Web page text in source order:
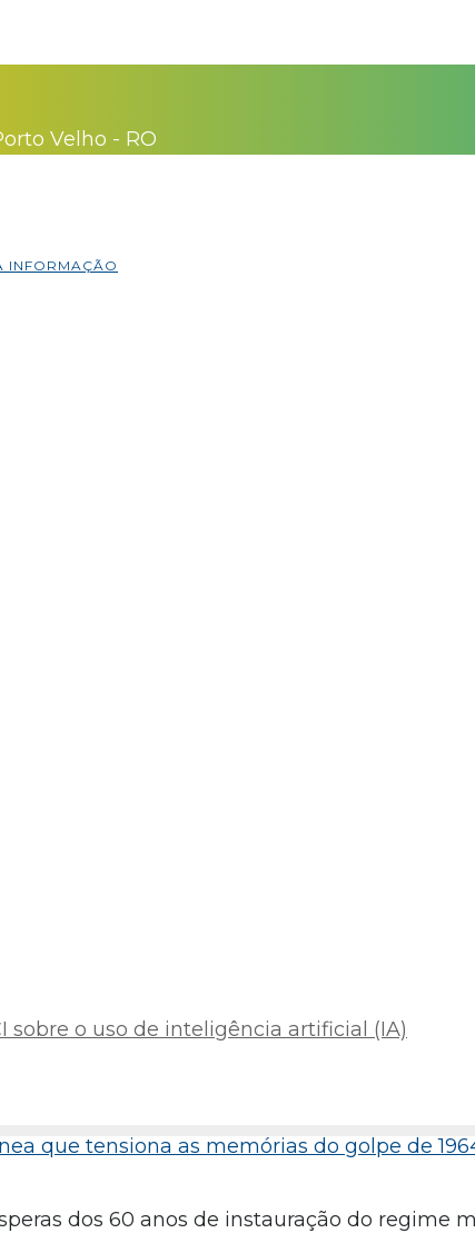
Velho - RO
INFORMAÇÃO
o uso de inteligência artificial (IA)
que tensiona as memórias do golpe de
dos 60 anos de instauração do regime